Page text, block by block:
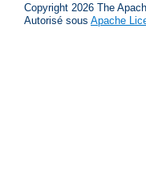
Copyright 2026 The
Autorisé sous Apache